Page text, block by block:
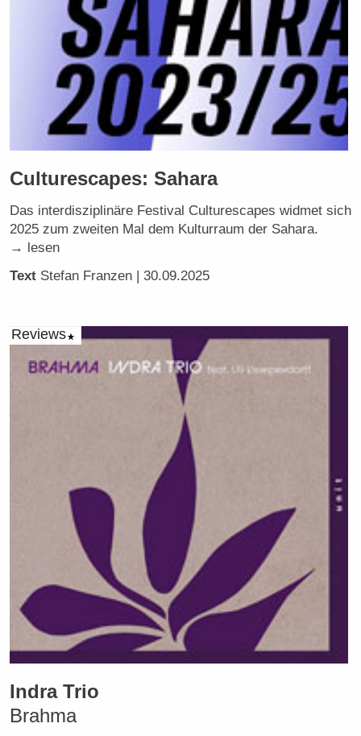
Culturescapes: Sahara
Das interdisziplinäre Festival Culturescapes widmet sich
2025 zum zweiten Mal dem Kulturraum der Sahara.
→ lesen
Text Stefan Franzen | 30.09.2025
Reviews
Indra Trio
Brahma